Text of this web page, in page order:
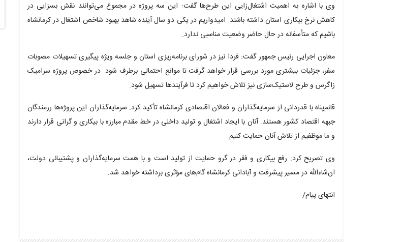
وی با اشاره به اهمیت اشتغال‌زایی این طرح‌ها گفت: این سه پروژه در مجموع می‌توانند نقش بسزایی در
کاهش نرخ بیکاری استان داشته باشند. امیدواریم در یکی دو سال آینده شاهد بهبود شاخص اشتغال در کرمانشاه
باشیم که متأسفانه در حال حاضر وضعیت مناسبی ندارد.
معاون اجرایی رئیس جمهور گفت: فردا نیز در شورای برنامه‌ریزی استان و جلسه ویژه پیگیری تسهیلات مصوبات
سفر، جزئیات بیشتری مورد بررسی قرار خواهد گرفت تا موانع احتمالی برطرف شود. در خصوص پروژه سرامیک
زاگرس و طرح لاستیک‌سازی نیز تلاش خواهیم کرد تا فرآیندها تسهیل شود.
قائم‌پناه با قدردانی از سرمایه‌گذاران و فعالان اقتصادی کرمانشاه تأکید کرد: سرمایه‌گذاران این پروژه‌ها رزمندگان
جبهه اقتصاد کشور هستند. آنان با ایجاد اشتغال و تولید داخلی در خط مقدم مبارزه با بیکاری و گرانی قرار دارند
و ما موظفیم از تلاش آنان حمایت کنیم.
وی تصریح کرد: رفع بیکاری و فقر در گرو حمایت از تولید است و با همت سرمایه‌گذاران و پشتیبانی دولت،
ان‌شاءالله در مسیر پیشرفت و آبادانی کرمانشاه گام‌های مؤثری برداشته خواهد شد.
انتهای پیام/